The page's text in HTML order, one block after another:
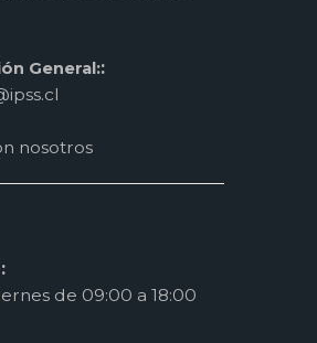
General::
nosotros
de 09:00 a 18:00